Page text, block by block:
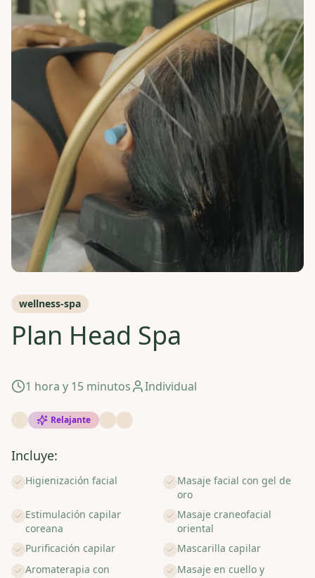
wellness-spa
Plan Head Spa
1 hora y 15 minutos Individual
Relajante
Incluye:
Higienización facial
Masaje facial con gel de
oro
Estimulación capilar
coreana
Masaje craneofacial
oriental
Purificación capilar
Mascarilla capilar
Aromaterapia con
Masaje en cuello y